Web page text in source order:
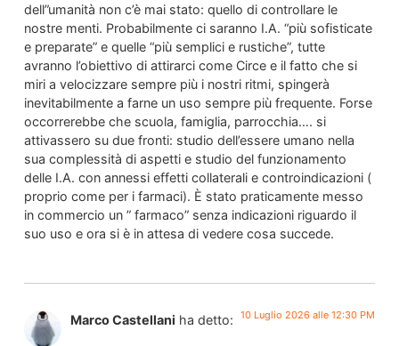
dell”umanità non c’è mai stato: quello di controllare le
nostre menti. Probabilmente ci saranno I.A. “più sofisticate
e preparate” e quelle “più semplici e rustiche”, tutte
avranno l’obiettivo di attirarci come Circe e il fatto che si
miri a velocizzare sempre più i nostri ritmi, spingerà
inevitabilmente a farne un uso sempre più frequente. Forse
occorrerebbe che scuola, famiglia, parrocchia…. si
attivassero su due fronti: studio dell’essere umano nella
sua complessità di aspetti e studio del funzionamento
delle I.A. con annessi effetti collaterali e controindicazioni (
proprio come per i farmaci). È stato praticamente messo
in commercio un ” farmaco” senza indicazioni riguardo il
suo uso e ora si è in attesa di vedere cosa succede.
Marco Castellani ha detto: 10 Luglio 2026 alle 12:30 PM